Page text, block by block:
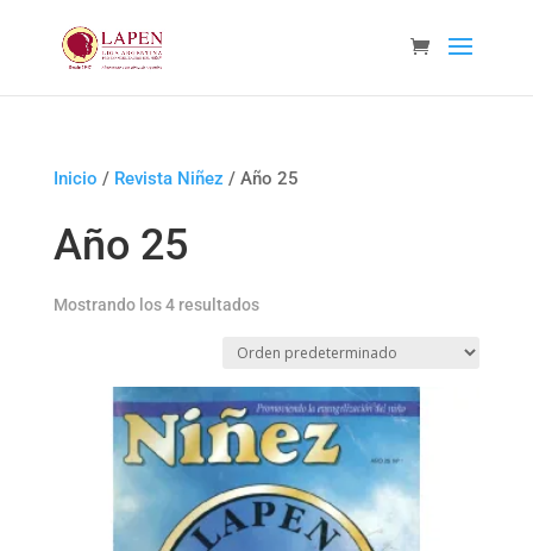
Inicio / Revista Niñez / Año 25
Año 25
Mostrando los 4 resultados